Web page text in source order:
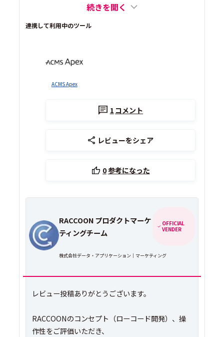
続きを開く
連携して利用中のツール
ACMS Apex
1 コメント
レビューをシェア
0参考になった
RACCOON プロダクトマーケ
ティングチーム
OFFICIAL
VENDER
株式会社データ・アプリケーション｜マーケティング
レビュー投稿ありがとうございます。
RACCOONのコンセプト（ローコード開発）、操
作性をご評価いただき、